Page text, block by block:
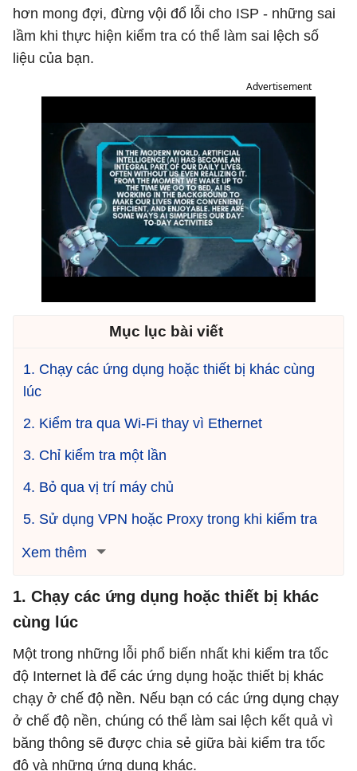
hơn mong đợi, đừng vội đổ lỗi cho ISP - những sai
lầm khi thực hiện kiểm tra có thể làm sai lệch số
liệu của bạn.
Advertisement
Mục lục bài viết
1. Chạy các ứng dụng hoặc thiết bị khác cùng
lúc
2. Kiểm tra qua Wi-Fi thay vì Ethernet
3. Chỉ kiểm tra một lần
4. Bỏ qua vị trí máy chủ
5. Sử dụng VPN hoặc Proxy trong khi kiểm tra
Xem thêm
1. Chạy các ứng dụng hoặc thiết bị khác
cùng lúc
Một trong những lỗi phổ biến nhất khi kiểm tra tốc
độ Internet là để các ứng dụng hoặc thiết bị khác
chạy ở chế độ nền. Nếu bạn có các ứng dụng chạy
ở chế độ nền, chúng có thể làm sai lệch kết quả vì
băng thông sẽ được chia sẻ giữa bài kiểm tra tốc
độ và những ứng dụng khác.